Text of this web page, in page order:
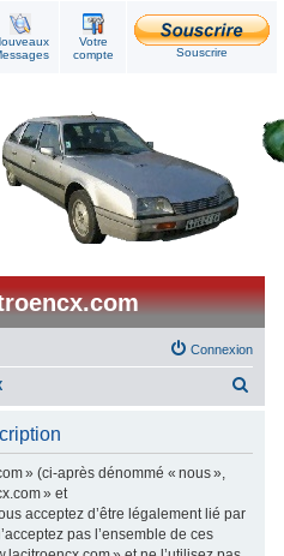
Votre
compte
Souscrire
Connexion
» (ci-après dénommé « nous »,
» et
acceptez d’être légalement lié par
pas l’ensemble de ces